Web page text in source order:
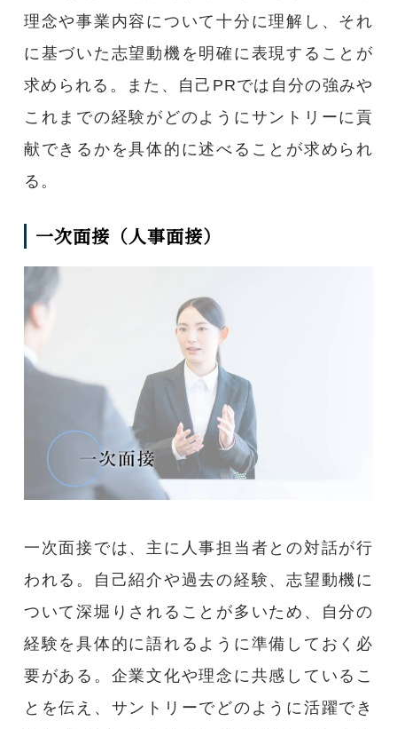
理念や事業内容について十分に理解し、それ
に基づいた志望動機を明確に表現することが
求められる。また、自己PRでは自分の強みや
これまでの経験がどのようにサントリーに貢
献できるかを具体的に述べることが求められ
る。
一次面接（人事面接）
一次面接では、主に人事担当者との対話が行
われる。自己紹介や過去の経験、志望動機に
ついて深堀りされることが多いため、自分の
経験を具体的に語れるように準備しておく必
要がある。企業文化や理念に共感しているこ
とを伝え、サントリーでどのように活躍でき